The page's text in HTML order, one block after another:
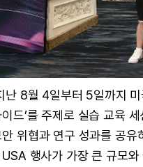
난 8월 4일부터 5일까지
드’를 주제로 실습 교육
위협과 연구 성과를 공
행사가 가장 큰 규모